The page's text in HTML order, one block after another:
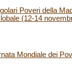
Poveri della
(12-14
Mondiale dei